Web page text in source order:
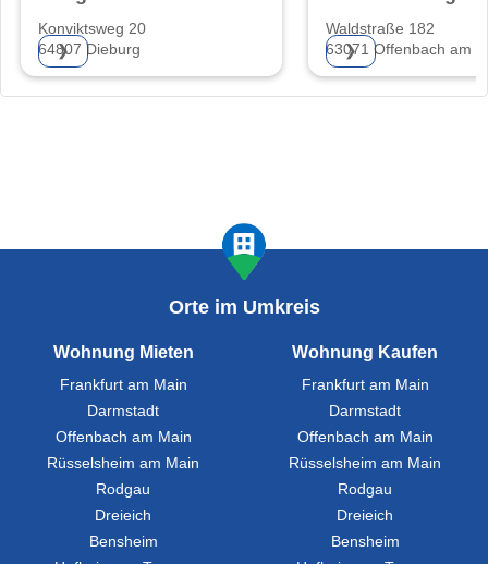
Konviktsweg 20
64807 Dieburg
❯
Waldstraße 182
63071 Offenbach am
❯
Orte im Umkreis
Wohnung Mieten
Frankfurt am Main
Darmstadt
Offenbach am Main
Rüsselsheim am Main
Rodgau
Dreieich
Bensheim
Wohnung Kaufen
Frankfurt am Main
Darmstadt
Offenbach am Main
Rüsselsheim am Main
Rodgau
Dreieich
Bensheim